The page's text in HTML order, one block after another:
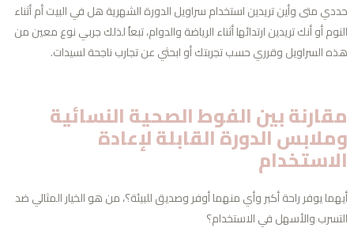
متى وأين تريدين استخدام سراويل الدورة الشهرية هل في البيت أم أثناء
أو أنك تريدين ارتدائها أثناء الرياضة والدوام، تبعاُ لذلك جربي نوع معين من
السراويل وقرري حسب تجربتك أو ابحثي عن تجارب ناجحة لسيدات.
بين الفوط الصحية النسائية
الدورة القابلة لإعادة
يوفر راحة أكبر وأي منهما أوفر وصديق للبيئة؟، من هو الخيار المثالي ضد
والأسهل في الاستخدام؟